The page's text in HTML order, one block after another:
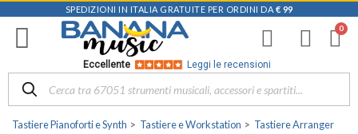
SPEDIZIONI IN ITALIA GRATUITE PER ORDINI DA € 99
Eccellente Leggi le recensioni
Tastiere Pianoforti e Synth Tastiere e Workstation Tastiere Arranger